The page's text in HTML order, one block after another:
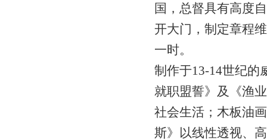
国，总督具有高度
开大门，制定章程
一时。
制作于13-14世纪的
就职盟誓》及《渔
社会生活；木板油
斯》以线性透视、